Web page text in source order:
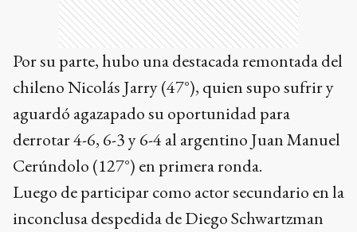
Por su parte, hubo una destacada remontada del
chileno Nicolás Jarry (47°), quien supo sufrir y
aguardó agazapado su oportunidad para
derrotar 4-6, 6-3 y 6-4 al argentino Juan Manuel
Cerúndolo (127°) en primera ronda.
Luego de participar como actor secundario en la
inconclusa despedida de Diego Schwartzman